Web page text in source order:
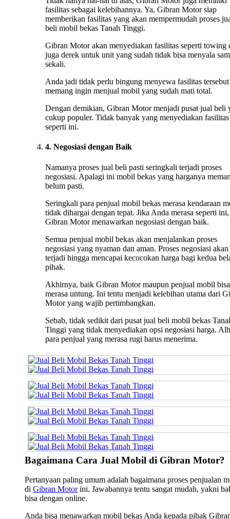
fasilitas sebagai kelebihannya. Ya, Gibran Motor siap
memberikan fasilitas yang akan mempermudah proses
beli mobil bekas Tanah Tinggi.
Gibran Motor akan menyediakan fasilitas seperti towing
juga derek untuk unit yang sudah tidak bisa menyala
sekali.
Anda jadi tidak perlu bingung menyewa fasilitas
memang ingin menjual mobil yang sudah mati total.
Dengan demikian, Gibran Motor menjadi pusat jual beli
cukup populer. Tidak banyak yang menyediakan fasilitas
seperti ini.
4. Negosiasi dengan Baik
Namanya proses jual beli pasti seringkali terjadi proses
negosiasi. Apalagi ini mobil bekas yang harganya
belum pasti.
Seringkali para penjual mobil bekas merasa kendaraan
tidak dihargai dengan tepat. Jika Anda merasa seperti ini,
Gibran Motor menawarkan negosiasi dengan baik.
Semua penjual mobil bekas akan menjalankan proses
negosiasi yang nyaman dan aman. Proses negosiasi akan
terjadi hingga mencapai kecocokan harga bagi kedua
pihak.
Akhirnya, baik Gibran Motor maupun penjual mobil bisa
merasa untung. Ini tentu menjadi kelebihan utama dari
Motor yang wajib pertimbangkan.
Sebab, tidak sedikit dari pusat jual beli mobil bekas
Tinggi yang tidak menyediakan opsi negosiasi harga.
para penjual yang merasa rugi harus menerima.
Bagaimana Cara Jual Mobil di Gibran Motor?
Pertanyaan paling umum adalah bagaimana proses penjualan
di Gibran Motorini. Jawabannya tentu sangat mudah, yakni
bisa dengan online.
Anda bisa menawarkan mobil bekas Anda kepada pihak